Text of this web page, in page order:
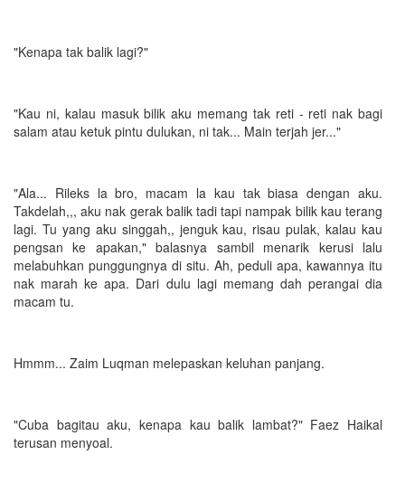
"Kenapa tak balik lagi?"
"Kau ni, kalau masuk bilik aku memang tak reti - reti nak bagi
salam atau ketuk pintu dulukan, ni tak... Main terjah jer..."
"Ala... Rileks la bro, macam la kau tak biasa dengan aku.
Takdelah,,, aku nak gerak balik tadi tapi nampak bilik kau terang
lagi. Tu yang aku singgah,, jenguk kau, risau pulak, kalau kau
pengsan ke apakan," balasnya sambil menarik kerusi lalu
melabuhkan punggungnya di situ. Ah, peduli apa, kawannya itu
nak marah ke apa. Dari dulu lagi memang dah perangai dia
macam tu.
Hmmm... Zaim Luqman melepaskan keluhan panjang.
"Cuba bagitau aku, kenapa kau balik lambat?" Faez Haikal
terusan menyoal.